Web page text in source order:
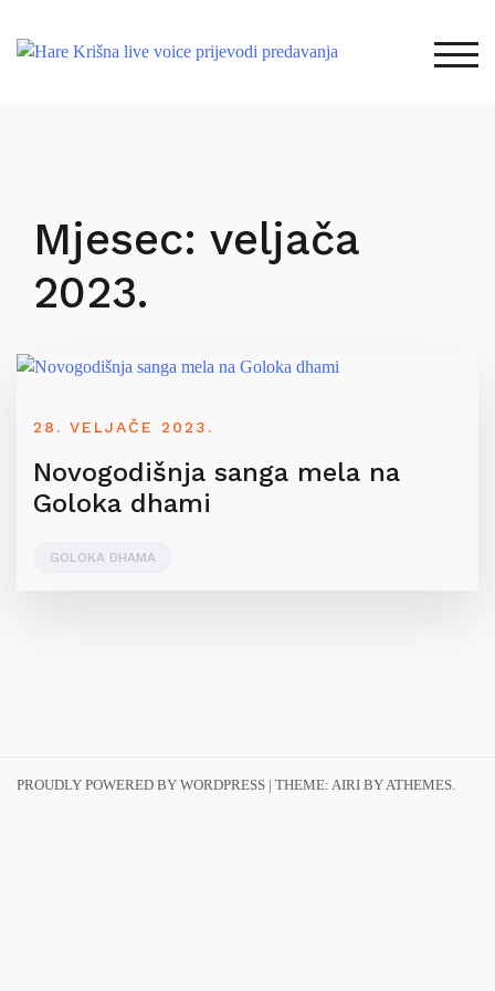
Mjesec: veljača
2023.
28. VELJAČE 2023.
Novogodišnja sanga mela na
Goloka dhami
GOLOKA DHAMA
PROUDLY POWERED BY WORDPRESS | THEME: AIRI BY ATHEMES.